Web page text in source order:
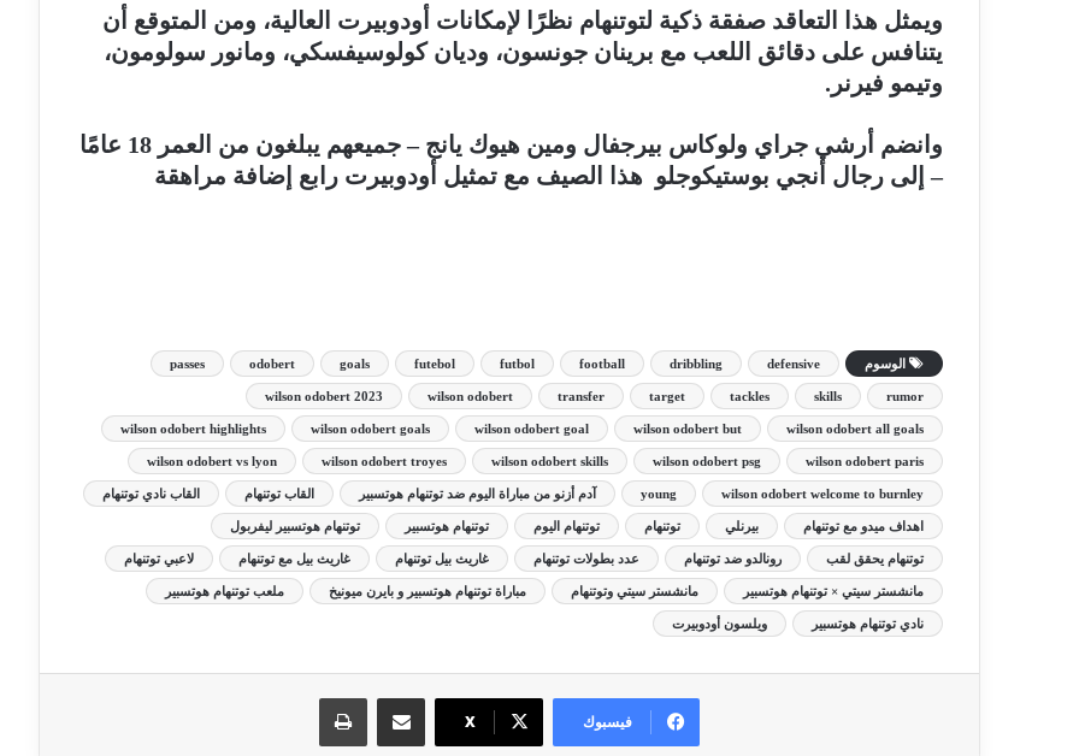
ويمثل هذا التعاقد صفقة ذكية لتوتنهام نظرًا لإمكانات أودوبيرت العالية، ومن المتوقع أن
يتنافس على دقائق اللعب مع برينان جونسون، وديان كولوسيفسكي، ومانور سولومون،
وتيمو فيرنر.
وانضم أرشي جراي ولوكاس بيرجفال ومين هيوك يانج – جميعهم يبلغون من العمر 18 عامًا
– إلى رجال أنجي بوستيكوجلو هذا الصيف مع تمثيل أودوبيرت رابع إضافة مراهقة
الوسوم defensive
dribbling
football
futbol
futebol
goals
odobert
passes
rumor
skills
tackles
target
transfer
wilson odobert
wilson odobert 2023
wilson odobert all goals
wilson odobert but
wilson odobert goal
wilson odobert goals
wilson odobert highlights
wilson odobert paris
wilson odobert psg
wilson odobert skills
wilson odobert troyes
wilson odobert vs lyon
wilson odobert welcome to burnley
young آدم أزنو من مباراة اليوم ضد توتنهام هوتسبير القاب توتنهام القاب نادي توتنهام
اهداف ميدو مع توتنهام بيرنلي توتنهام توتنهام اليوم توتنهام هوتسبير توتنهام هوتسبير ليفربول
توتنهام يحقق لقب رونالدو ضد توتنهام عدد بطولات توتنهام غاريث بيل توتنهام غاريث بيل مع توتنهام لاعبي توتنهام
مانشستر سيتي × توتنهام هوتسبير مانشستر سيتي وتوتنهام مباراة توتنهام هوتسبير و بايرن ميونيخ ملعب توتنهام هوتسبير
نادي توتنهام هوتسبير ويلسون أودوبيرت
فيسبوك X
مشاركة عبر البريد طباعة